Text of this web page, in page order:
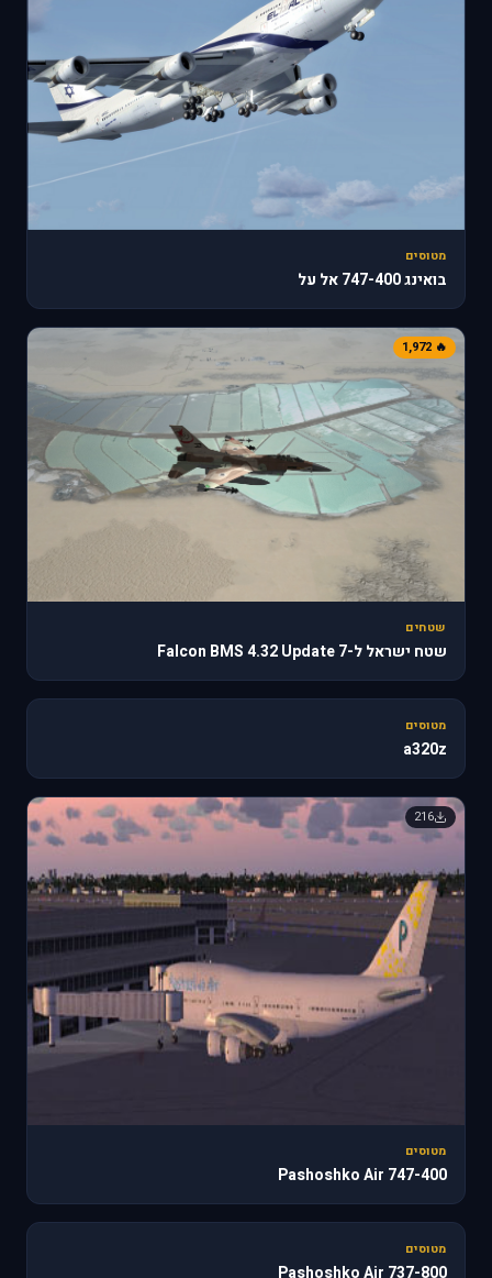
מטוסים
בואינג 747-400 אל על
🔥 1,972
שטחים
שטח ישראל ל-Falcon BMS 4.32 Update 7
🔥 818
מטוסים
a320z
216
מטוסים
747-400 Pashoshko Air
187
מטוסים